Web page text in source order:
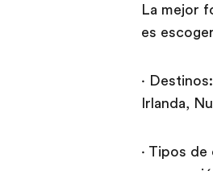
La mejor
es
·
Irlanda,
· Tipos